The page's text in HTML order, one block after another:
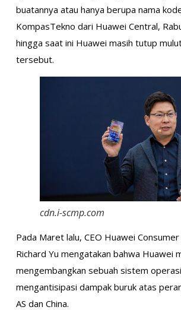
buatannya atau hanya berupa nama
KompasTekno dari Huawei Central,
hingga saat ini Huawei masih tutup
tersebut.
cdn.i-scmp.com
Pada Maret lalu, CEO Huawei
Richard Yu mengatakan bahwa Huawei
mengembangkan sebuah sistem
mengantisipasi dampak buruk atas
AS dan China.